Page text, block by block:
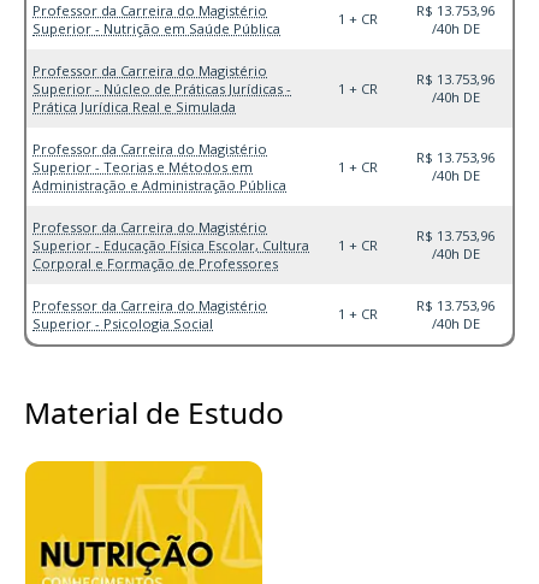
Professor da Carreira do Magistério
Superior - Nutrição em Saúde Pública
1 + CR
R$ 13.753,96
/40h DE
Professor da Carreira do Magistério
Superior - Núcleo de Práticas Jurídicas -
Prática Jurídica Real e Simulada
1 + CR
R$ 13.753,96
/40h DE
Professor da Carreira do Magistério
Superior - Teorias e Métodos em
Administração e Administração Pública
1 + CR
R$ 13.753,96
/40h DE
Professor da Carreira do Magistério
Superior - Educação Física Escolar, Cultura
Corporal e Formação de Professores
1 + CR
R$ 13.753,96
/40h DE
Professor da Carreira do Magistério
Superior - Psicologia Social
1 + CR
R$ 13.753,96
/40h DE
Material de Estudo